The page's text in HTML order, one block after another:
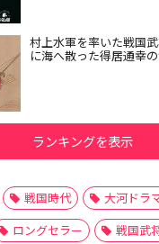
村上水軍を率いた戦国
に海へ散った得居通幸
ランキングを表示
戦国時代 大河ドラ
ロングセラー 戦国武